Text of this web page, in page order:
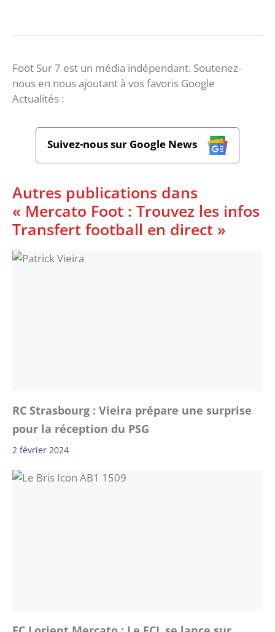
Foot Sur 7 est un média indépendant. Soutenez-
nous en nous ajoutant à vos favoris Google
Actualités :
Suivez-nous sur Google News
Autres publications dans
« Mercato Foot : Trouvez les infos
Transfert football en direct »
RC Strasbourg : Vieira prépare une surprise
pour la réception du PSG
2 février 2024